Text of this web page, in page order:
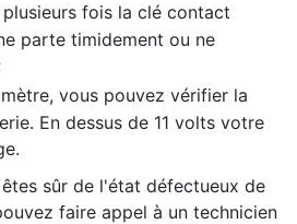
fois la clé contact
parte timidement ou ne
vous pouvez vérifier la
En dessus de 11 volts votre
sûr de l'état défectueux de
faire appel à un technicien